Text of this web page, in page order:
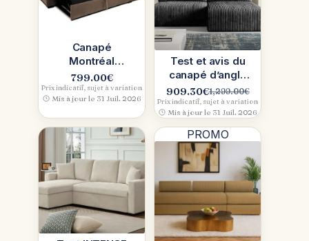
Canapé
Montréal
Maisons du
Monde en
suédine marron
: canapé d’angle
799.00€
Prix indicatif, sujet à variation
Mis à jour le 31 Juil. 2026
Test et avis du
canapé d’angle
convertible et
modulable Elior
1,299.00€
Le
prix
initial
était :
1,299.00€.
909.30€Le
prix
actuel
est :
909.30€.
Prix indicatif, sujet à variation
Mis à jour le 31 Juil. 2026
PROMO